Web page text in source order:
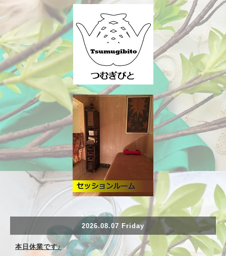
2026.08.07 Friday
本日休業です♪